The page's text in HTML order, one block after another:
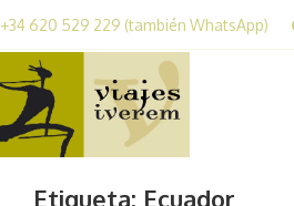
+34 620 529 229 (también WhatsApp)
Etiqueta: Ecuador